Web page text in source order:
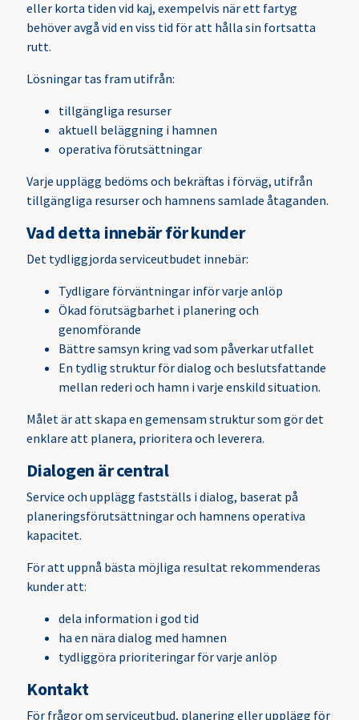
eller korta tiden vid kaj, exempelvis när ett fartyg
behöver avgå vid en viss tid för att hålla sin fortsatta
rutt.
Lösningar tas fram utifrån:
tillgängliga resurser
aktuell beläggning i hamnen
operativa förutsättningar
Varje upplägg bedöms och bekräftas i förväg, utifrån
tillgängliga resurser och hamnens samlade åtaganden.
Vad detta innebär för kunder
Det tydliggjorda serviceutbudet innebär:
Tydligare förväntningar inför varje anlöp
Ökad förutsägbarhet i planering och
genomförande
Bättre samsyn kring vad som påverkar utfallet
En tydlig struktur för dialog och beslutsfattande
mellan rederi och hamn i varje enskild situation.
Målet är att skapa en gemensam struktur som gör det
enklare att planera, prioritera och leverera.
Dialogen är central
Service och upplägg fastställs i dialog, baserat på
planeringsförutsättningar och hamnens operativa
kapacitet.
För att uppnå bästa möjliga resultat rekommenderas
kunder att:
dela information i god tid
ha en nära dialog med hamnen
tydliggöra prioriteringar för varje anlöp
Kontakt
För frågor om serviceutbud, planering eller upplägg för